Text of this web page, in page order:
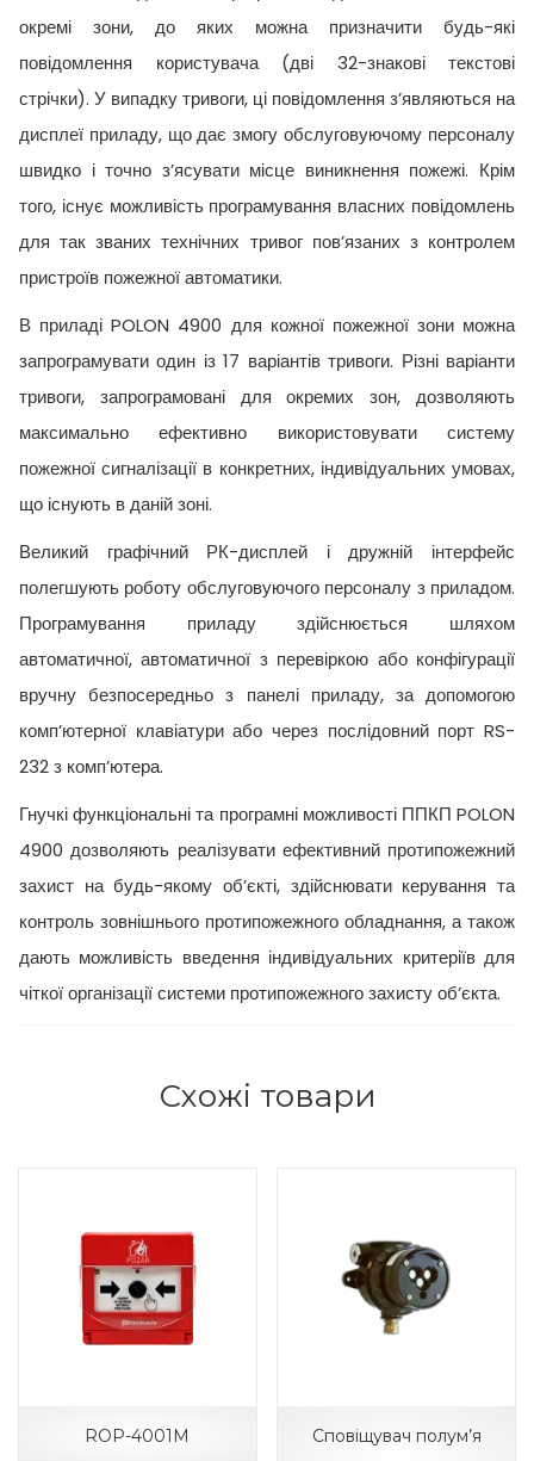
окремі зони, до яких можна призначити будь-які
повідомлення користувача (дві 32-знакові текстові
стрічки). У випадку тривоги, ці повідомлення з’являються на
дисплеї приладу, що дає змогу обслуговуючому персоналу
швидко і точно з’ясувати місце виникнення пожежі. Крім
того, існує можливість програмування власних повідомлень
для так званих технічних тривог пов’язаних з контролем
пристроїв пожежної автоматики.
В приладі POLON 4900 для кожної пожежної зони можна
запрограмувати один із 17 варіантів тривоги. Різні варіанти
тривоги, запрограмовані для окремих зон, дозволяють
максимально ефективно використовувати систему
пожежної сигналізації в конкретних, індивідуальних умовах,
що існують в даній зоні.
Великий графічний РК-дисплей і дружній інтерфейс
полегшують роботу обслуговуючого персоналу з приладом.
Програмування приладу здійснюється шляхом
автоматичної, автоматичної з перевіркою або конфігурації
вручну безпосередньо з панелі приладу, за допомогою
комп’ютерної клавіатури або через послідовний порт RS-
232 з комп’ютера.
Гнучкі функціональні та програмні можливості ППКП POLON
4900 дозволяють реалізувати ефективний протипожежний
захист на будь-якому об’єкті, здійснювати керування та
контроль зовнішнього протипожежного обладнання, а також
дають можливість введення індивідуальних критеріїв для
чіткої організації системи протипожежного захисту об’єкта.
Схожі товари
ROP-4001M Сповіщувач полум’я